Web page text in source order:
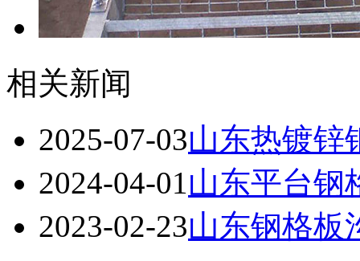
相关新闻
2025-07-03山东热镀锌
2024-04-01山东平台钢
2023-02-23山东钢格板